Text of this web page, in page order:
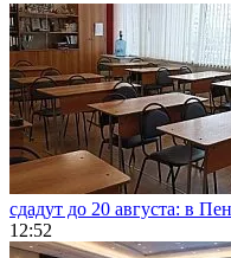
сдадут до 20 августа: в
12:52